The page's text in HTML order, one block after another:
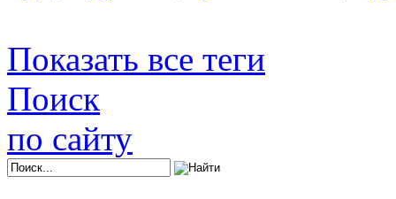
Показать все теги
Поиск
по сайту